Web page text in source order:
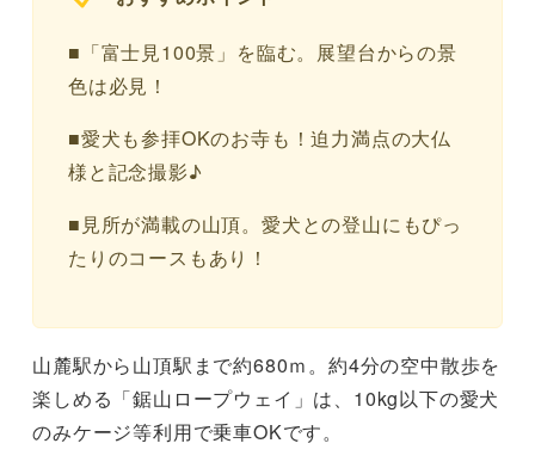
■「富士見100景」を臨む。展望台からの景
色は必見！
■愛犬も参拝OKのお寺も！迫力満点の大仏
様と記念撮影♪
■見所が満載の山頂。愛犬との登山にもぴっ
たりのコースもあり！
山麓駅から山頂駅まで約680ｍ。約4分の空中散歩を
楽しめる「鋸山ロープウェイ」は、10kg以下の愛犬
のみケージ等利用で乗車OKです。